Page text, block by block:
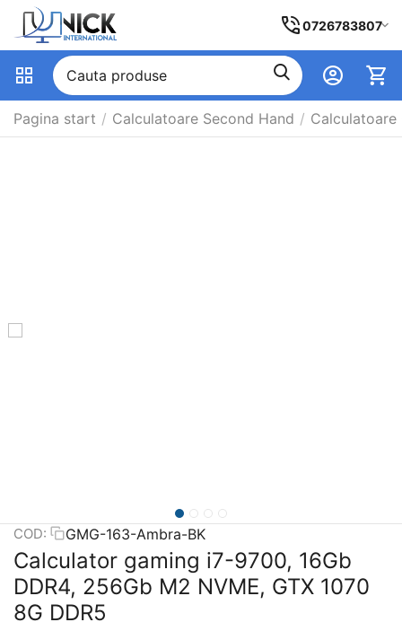
0726783807
Pagina start / Calculatoare Second Hand / Calculatoare
COD: GMG-163-Ambra-BK
Calculator gaming i7-9700, 16Gb
DDR4, 256Gb M2 NVME, GTX 1070
8G DDR5